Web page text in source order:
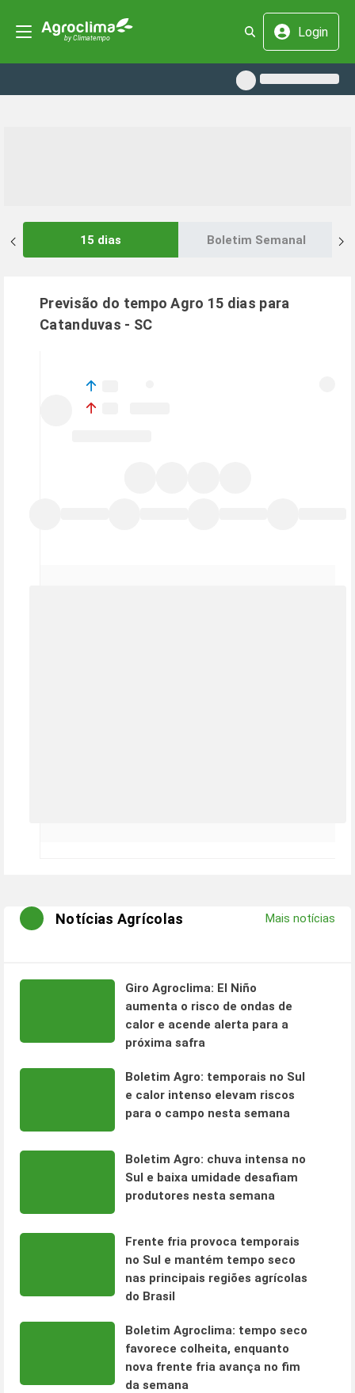
Login
15 dias Boletim Semanal
Previsão do tempo Agro 15 dias para
Catanduvas - SC
Notícias Agrícolas Mais notícias
Giro Agroclima: El Niño
aumenta o risco de ondas de
calor e acende alerta para a
próxima safra
Boletim Agro: temporais no Sul
e calor intenso elevam riscos
para o campo nesta semana
Boletim Agro: chuva intensa no
Sul e baixa umidade desafiam
produtores nesta semana
Frente fria provoca temporais
no Sul e mantém tempo seco
nas principais regiões agrícolas
do Brasil
Boletim Agroclima: tempo seco
favorece colheita, enquanto
nova frente fria avança no fim
da semana